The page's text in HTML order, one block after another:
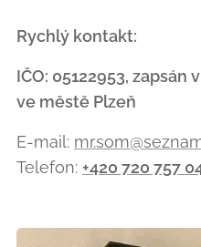
Rychlý kontakt:
IČO: 05122953,
ve městě Plzeň
E-mail:
Telefon: +420 720 757